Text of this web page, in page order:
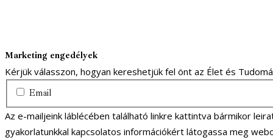
Marketing engedélyek
Kérjük válasszon, hogyan kereshetjük fel önt az Élet és
Email
Az e-mailjeink láblécében található linkre kattintva bármikor
gyakorlatunkkal kapcsolatos információkért látogassa meg